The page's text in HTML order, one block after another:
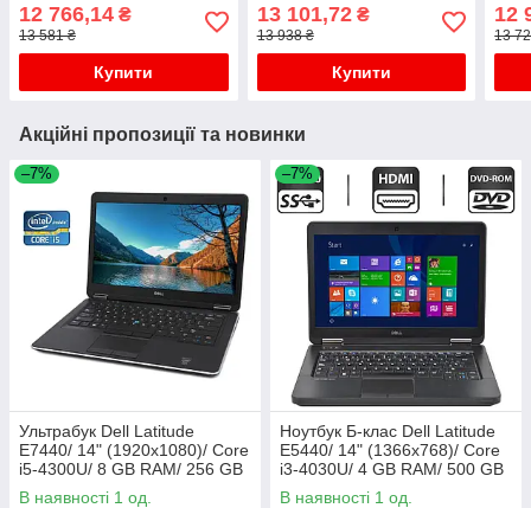
SSD/ UHD 620
12 766,14 ₴
13 581 ₴
Купити
GB SSD/ UHD
13 101,72₴
13 938 ₴
Купити
GB
12
13
Акційні пропозиції та новинки
–7%
Ультрабук Dell Latitude
E7440/ 14" (1920x1080)/ Core
i5-4300U/ 8 GB RAM/ 256 GB
SSD/ HD 4400/ АКБ 0%
В наявності 1 од.
–7%
Ноутбук Б-клас Dell Latitude
E5440/ 14" (1366x768)/ Core
i3-4030U/ 4 GB RAM/ 500 GB
HDD/ HD 4400
В наявності 1 од.